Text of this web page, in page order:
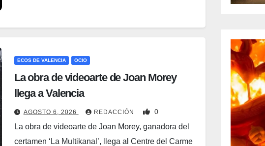
ECOS DE VALENCIA OCIO
La obra de videoarte de Joan Morey
llega a Valencia
AGOSTO 6, 2026 REDACCIÓN 0
La obra de videoarte de Joan Morey, ganadora del
certamen ‘La Multikanal’, llega al Centre del Carme